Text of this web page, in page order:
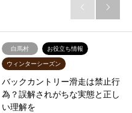
 
白馬村
お役立ち情報
ウィンターシーズン
バックカントリー滑走は禁止行
為？誤解されがちな実態と正し
い理解を